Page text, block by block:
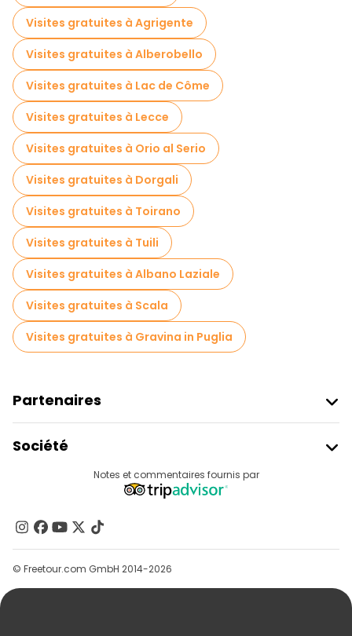
Excursions d'une journée gratuites à Venise
Visites nocturnes gratuites à Venise
Tours à vélo à Venise
Visites gastronomiques à Venise
Visites gratuites à proximité Saint Mark's Basilica
Visites gratuites à proximité Doge's Palace
Visites gratuites à proximité St. Mark's Square
Visites gratuites à Agrigente
Visites gratuites à Alberobello
Visites gratuites à Lac de Côme
Visites gratuites à Lecce
Visites gratuites à Orio al Serio
Visites gratuites à Dorgali
Visites gratuites à Toirano
Visites gratuites à Tuili
Visites gratuites à Albano Laziale
Visites gratuites à Scala
Visites gratuites à Gravina in Puglia
Partenaires
Connexion Du Fournisseur
Programme D’affiliation
Société
Contactez-Nous
Groupes
Aide
Notes et commentaires fournis par
© Freetour.com GmbH 2014-2026